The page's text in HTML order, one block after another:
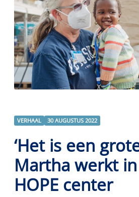
VERHAAL 30 AUGUSTUS 2022
‘Het is een
Martha werkt
HOPE center